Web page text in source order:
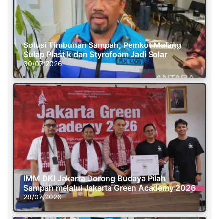
Solusi Timbunan Sampah, Pemkot Malang
Sulap Plastik dan Styrofoam Jadi Solar
30/07/2026
IMM DKI Jakarta Dorong Budaya Pilah
Sampah melalui Jakarta Green Academy 2026
28/07/2026